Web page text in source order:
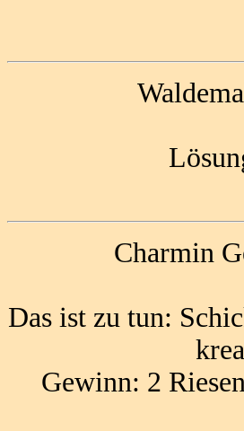
Charmin
Das ist zu tun:
Gewinn: 2